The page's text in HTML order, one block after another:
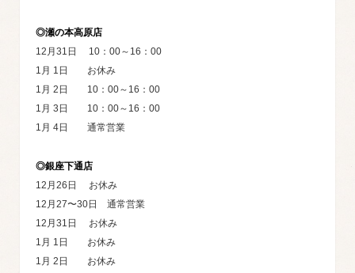
◎瀬の本高原店
12月31日 10：00～16：00
1月 1日 お休み
1月 2日 10：00～16：00
1月 3日 10：00～16：00
1月 4日 通常営業
◎銀座下通店
12月26日 お休み
12月27〜30日 通常営業
12月31日 お休み
1月 1日 お休み
1月 2日 お休み